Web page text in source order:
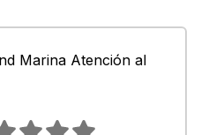
Marina Atención al